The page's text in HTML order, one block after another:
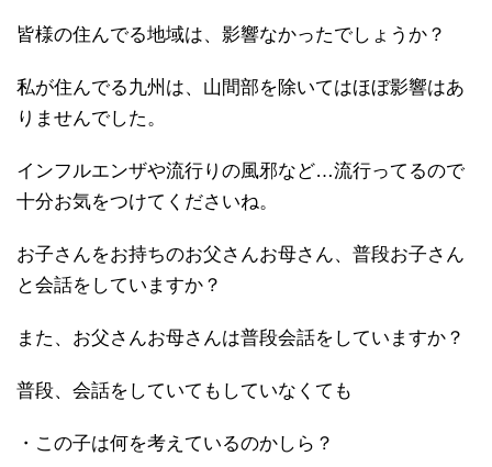
皆様の住んでる地域は、影響なかったでしょうか？
私が住んでる九州は、山間部を除いてはほぼ影響はあ
りませんでした。
インフルエンザや流行りの風邪など…流行ってるので
十分お気をつけてくださいね。
お子さんをお持ちのお父さんお母さん、普段お子さん
と会話をしていますか？
また、お父さんお母さんは普段会話をしていますか？
普段、会話をしていてもしていなくても
・この子は何を考えているのかしら？